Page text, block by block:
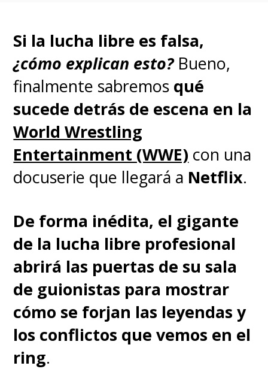
Si la lucha libre es falsa,
¿cómo explican esto?Bueno,
finalmente sabremos qué
sucede detrás de escena en la
World Wrestling
Entertainment (WWE) con una
docuserie que llegará a Netflix.
De forma inédita, el gigante
de la lucha libre profesional
abrirá las puertas de su sala
de guionistas para mostrar
cómo se forjan las leyendas y
los conflictos que vemos en el
ring.